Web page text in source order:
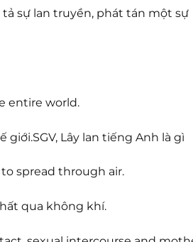
tả sự lan truyền, phát tán một sự
entire world.
Lây lan tiếng Anh là gì
spread through air.
qua không khí.